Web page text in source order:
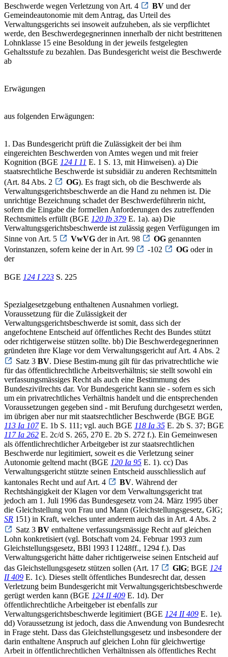
Beschwerde wegen Verletzung von Art. 4
BV und der
Gemeindeautonomie mit dem Antrag, das Urteil des
Verwaltungsgerichts sei insoweit aufzuheben, als sie verpflichtet
werde, den Beschwerdegegnerinnen innerhalb der nicht bestrittenen
Lohnklasse 15 eine Besoldung in der jeweils festgelegten
Gehaltsstufe zu bezahlen. Das Bundesgericht weist die Beschwerde
ab
Erwägungen
aus folgenden Erwägungen:
1. Das Bundesgericht prüft die Zulässigkeit der bei ihm
eingereichten Beschwerden von Amtes wegen und mit freier
Kognition (BGE 124 I 11 E. 1 S. 13, mit Hinweisen). a) Die
staatsrechtliche Beschwerde ist subsidiär zu anderen Rechtsmitteln
(Art. 84 Abs. 2
OG). Es fragt sich, ob die Beschwerde als
Verwaltungsgerichtsbeschwerde an die Hand zu nehmen ist. Die
unrichtige Bezeichnung schadet der Beschwerdeführerin nicht,
sofern die Eingabe die formellen Anforderungen des zutreffenden
Rechtsmittels erfüllt (BGE 120 Ib 379 E. 1a). aa) Die
Verwaltungsgerichtsbeschwerde ist zulässig gegen Verfügungen im
Sinne von Art. 5
VwVG der in Art. 98 OG genannten
Vorinstanzen, sofern keine der in Art. 99
-102 OG oder in
der
BGE 124 I 223 S. 225
Spezialgesetzgebung enthaltenen Ausnahmen vorliegt.
Voraussetzung für die Zulässigkeit der
Verwaltungsgerichtsbeschwerde ist somit, dass sich der
angefochtene Entscheid auf öffentliches Recht des Bundes stützt
oder richtigerweise stützen sollte. bb) Die Beschwerdegegnerinnen
gründeten ihre Klage vor dem Verwaltungsgericht auf Art. 4 Abs. 2
Satz 3 BV. Diese Bestim-mung gilt für das privatrechtliche wie
für das öffentlichrechtliche Arbeitsverhältnis; sie stellt sowohl ein
verfassungsmässiges Recht als auch eine Bestimmung des
Bundeszivilrechts dar. Vor Bundesgericht kann sie - sofern es sich
um ein privatrechtliches Verhältnis handelt und die entsprechenden
Voraussetzungen gegeben sind - mit Berufung durchgesetzt werden,
im übrigen aber nur mit staatsrechtlicher Beschwerde (BGE BGE
113 Ia 107E. 1b S. 111; vgl. auch BGE 118 Ia 35 E. 2b S. 37; BGE
117 Ia 262 E. 2c/d S. 265, 270 E. 2b S. 272 f.). Ein Gemeinwesen
als öffentlichrechtlicher Arbeitgeber ist zur staatsrechtlichen
Beschwerde nur legitimiert, soweit es die Verletzung seiner
Autonomie geltend macht (BGE 120 Ia 95 E. 1). cc) Das
Verwaltungsgericht stützte seinen Entscheid ausschliesslich auf
kantonales Recht und auf Art. 4
BV. Während der
Rechtshängigkeit der Klagen vor dem Verwaltungsgericht trat
jedoch am 1. Juli 1996 das Bundesgesetz vom 24. März 1995 über
die Gleichstellung von Frau und Mann (Gleichstellungsgesetz, GlG;
SR 151) in Kraft, welches unter anderem auch das in Art. 4 Abs. 2
Satz 3 BV enthaltene verfassungsmässige Recht auf gleichen
Lohn konkretisiert (vgl. Botschaft vom 24. Februar 1993 zum
Gleichstellungsgesetz, BBl 1993 I 1248ff., 1294 f.). Das
Verwaltungsgericht hätte daher richtigerweise seinen Entscheid auf
das Gleichstellungsgesetz stützen sollen (Art. 17
GlG; BGE 124
II 409 E. 1c). Dieses stellt öffentliches Bundesrecht dar, dessen
Verletzung beim Bundesgericht mit Verwaltungsgerichtsbeschwerde
gerügt werden kann (BGE 124 II 409 E. 1d). Der
öffentlichrechtliche Arbeitgeber ist ebenfalls zur
Verwaltungsgerichtsbeschwerde legitimiert (BGE 124 II 409 E. 1e).
dd) Voraussetzung ist jedoch, dass die Anwendung von Bundesrecht
in Frage steht. Dass das Gleichstellungsgesetz und insbesondere der
darin enthaltene Anspruch auf gleichen Lohn für gleichwertige
Arbeit in öffentlichrechtlichen Verhältnissen als öffentliches Recht